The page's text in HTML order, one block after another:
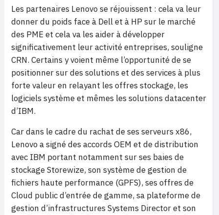
Les partenaires Lenovo se réjouissent : cela va leur
donner du poids face à Dell et à HP sur le marché
des PME et cela va les aider à développer
significativement leur activité entreprises, souligne
CRN. Certains y voient même l’opportunité de se
positionner sur des solutions et des services à plus
forte valeur en relayant les offres stockage, les
logiciels système et mêmes les solutions datacenter
d’IBM.
Car dans le cadre du rachat de ses serveurs x86,
Lenovo a signé des accords OEM et de distribution
avec IBM portant notamment sur ses baies de
stockage Storewize, son système de gestion de
fichiers haute performance (GPFS), ses offres de
Cloud public d’entrée de gamme, sa plateforme de
gestion d’infrastructures Systems Director et son